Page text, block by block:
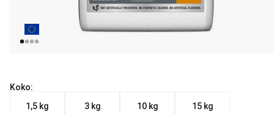
Koko:
1,5 kg
3 kg 10 kg 15 kg